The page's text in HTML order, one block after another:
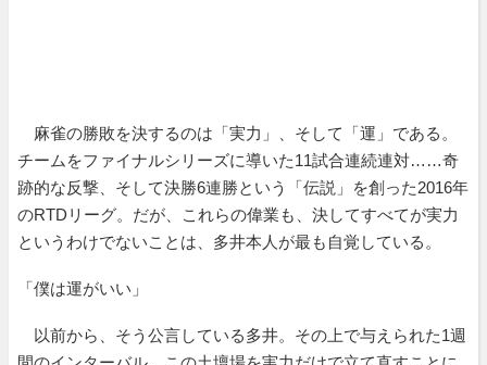
麻雀の勝敗を決するのは「実力」、そして「運」である。
チームをファイナルシリーズに導いた11試合連続連対……奇
跡的な反撃、そして決勝6連勝という「伝説」を創った2016年
のRTDリーグ。だが、これらの偉業も、決してすべてが実力
というわけでないことは、多井本人が最も自覚している。
「僕は運がいい」
以前から、そう公言している多井。その上で与えられた1週